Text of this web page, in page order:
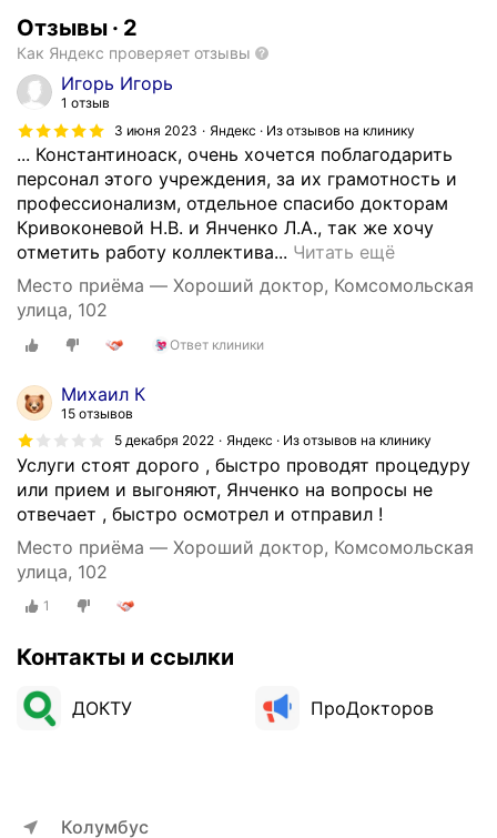
Отзывы · 2
Как Яндекс проверяет отзывы
Игорь Игорь
1 отзыв
3 июня 2023
Яндекс · Из отзывов на клинику
... Константиноаск, очень хочется поблагодарить
персонал этого учреждения, за их грамотность и
профессионализм, отдельное спасибо докторам
Кривоконевой Н.В. и Янченко Л.А., так же хочу
отметить работу коллектива... Читать ещёН
а
т
н
о
с
Место приёма — Хороший доктор, Комсомольская
улица, 102
Ответ клиники
Михаил К
15 отзывов
5 декабря 2022
Яндекс · Из отзывов на клинику
Услуги стоят дорого , быстро проводят процедуру
или прием и выгоняют, Янченко на вопросы не
отвечает , быстро осмотрел и отправил !
Место приёма — Хороший доктор, Комсомольская
улица, 102
1
Контакты и ссылки
ДОКТУ ПроДокторов
Колумбус